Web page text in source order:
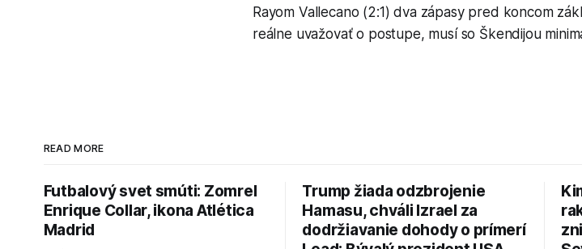
Rayom Vallecano (2:1) dva zápasy pred koncom
reálne uvažovať o postupe, musí so Škendijou
READ MORE
Futbalový svet smúti: Zomrel
Enrique Collar, ikona Atlética
Madrid
Trump žiada odzbrojenie
Hamasu, chváli Izrael za
dodržiavanie dohody o prímerí